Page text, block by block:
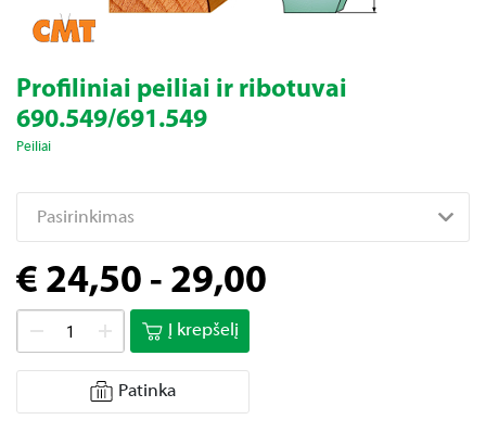
Profiliniai peiliai ir ribotuvai
690.549/691.549
Peiliai
Pasirinkimas
€ 24,50 - 29,00
Į krepšelį
Patinka